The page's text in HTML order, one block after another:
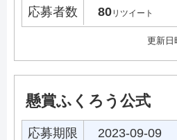
応募者数 80リツイート
更新日
懸賞ふくろう公式
応募期限 2023-09-09